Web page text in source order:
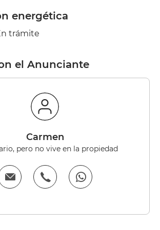
energética
trámite
el Anunciante
carmen
pero no vive en la propiedad